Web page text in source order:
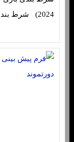
2024) شرط بندی بازی ختافه و اتلتیک بیلبائو (لالیگا…